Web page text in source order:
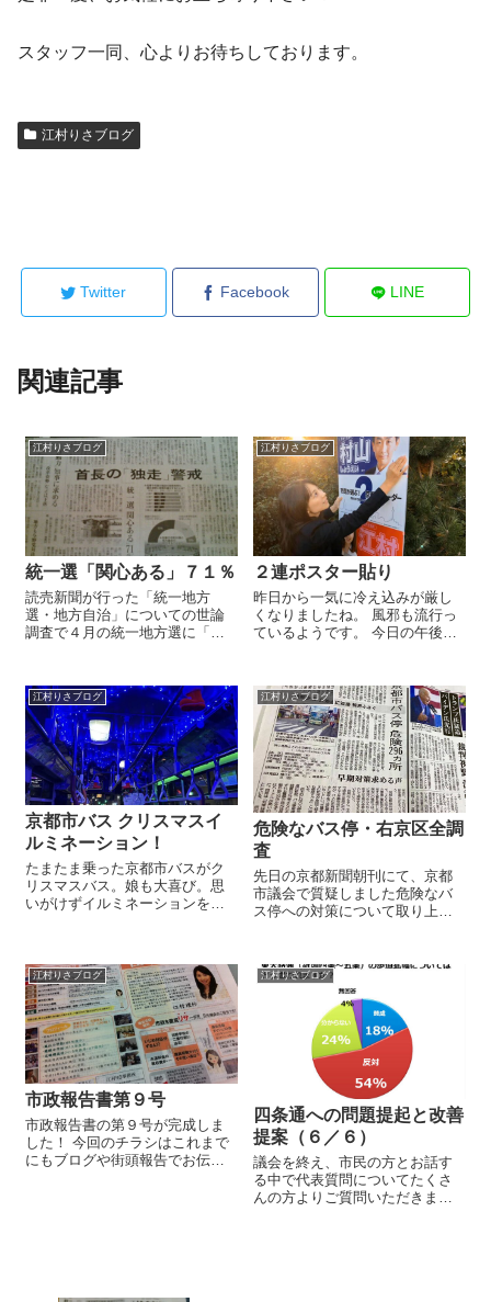
スタッフ一同、心よりお待ちしております。
江村りさブログ
Twitter Facebook LINE
関連記事
江村りさブログ
統一選「関心ある」７１％
読売新聞が行った「統一地方
選・地方自治」についての世論
調査で４月の統一地方選に「関
中、大阪や名古屋などで発信力
のある首長が登場し地方議会の
在り方に注目が集まっていま
す。国と地方の関係が...
江村りさブログ
２連ポスター貼り
昨日から一気に冷え込みが厳し
くなりましたね。 風邪も流行っ
ているようです。 今日の午後は
栄議員との２連ポスターです。
先月から各区で掲示を始めてお
ります。 今回は右京区以外でも
市内一円...
江村りさブログ
京都市バス クリスマスイ
ルミネーション！
たまたま乗った京都市バスがク
リスマスバス。娘も大喜び。思
いがけずイルミネーションを味
江村りさブログ
危険なバス停・右京区全調
査
先日の京都新聞朝刊にて、京都
市議会で質疑しました危険なバ
ス停への対策について取り上げ
市にも類似の危険なバス停があ
ることは以前より心配してお
江村りさブログ
市政報告書第９号
市政報告書の第９号が完成しま
した！ 今回のチラシはこれまで
にもブログや街頭報告でお伝え
江村りさブログ
四条通への問題提起と改善
提案（６／６）
議会を終え、市民の方とお話す
る中で代表質問についてたくさ
んの方よりご質問いただきます